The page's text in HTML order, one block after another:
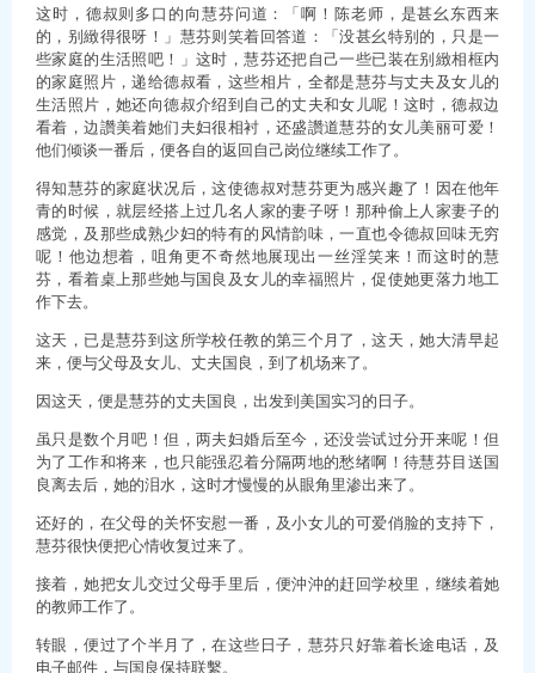
这时，德叔则多口的向慧芬问道：「啊！陈老师，是甚幺东西来
的，别緻得很呀！」慧芬则笑着回答道：「没甚幺特别的，只是一
些家庭的生活照吧！」这时，慧芬还把自己一些已装在别緻相框内
的家庭照片，递给德叔看，这些相片，全都是慧芬与丈夫及女儿的
生活照片，她还向德叔介绍到自己的丈夫和女儿呢！这时，德叔边
看着，边讚美着她们夫妇很相衬，还盛讚道慧芬的女儿美丽可爱！
他们倾谈一番后，便各自的返回自己岗位继续工作了。
得知慧芬的家庭状况后，这使德叔对慧芬更为感兴趣了！因在他年
青的时候，就层经搭上过几名人家的妻子呀！那种偷上人家妻子的
感觉，及那些成熟少妇的特有的风情韵味，一直也令德叔回味无穷
呢！他边想着，咀角更不奇然地展现出一丝淫笑来！而这时的慧
芬，看着桌上那些她与国良及女儿的幸福照片，促使她更落力地工
作下去。
这天，已是慧芬到这所学校任教的第三个月了，这天，她大清早起
来，便与父母及女儿、丈夫国良，到了机场来了。
因这天，便是慧芬的丈夫国良，出发到美国实习的日子。
虽只是数个月吧！但，两夫妇婚后至今，还没尝试过分开来呢！但
为了工作和将来，也只能强忍着分隔两地的愁绪啊！待慧芬目送国
良离去后，她的泪水，这时才慢慢的从眼角里渗出来了。
还好的，在父母的关怀安慰一番，及小女儿的可爱俏脸的支持下，
慧芬很快便把心情收复过来了。
接着，她把女儿交过父母手里后，便沖沖的赶回学校里，继续着她
的教师工作了。
转眼，便过了个半月了，在这些日子，慧芬只好靠着长途电话，及
电子邮件，与国良保持联繫。